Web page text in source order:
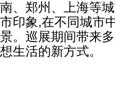
南、郑州、上海等
市印象,在不同城市
景。巡展期间带来
想生活的新方式。